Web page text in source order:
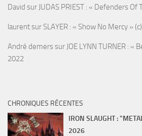
David sur JUDAS PRIEST : « Defenders Of
laurentsur SLAYER : « Show No Mercy »
André demerssur JOE LYNN TURNER : «
2022
CHRONIQUES RÉCENTES
IRON SLAUGHT :
2026